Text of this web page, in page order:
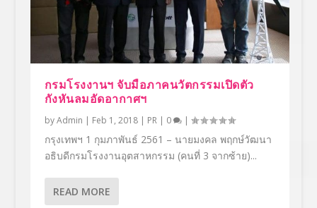
กรมโรงงานฯ จับมือภาคนวัตกรรมเปิดตัว
กังหันลมอัดอากาศฯ
byAdmin | Feb 1, 2018| PR| 0 |
กรุงเทพฯ 1 กุมภาพันธ์ 2561 – นายมงคล พฤกษ์วัฒนา
อธิบดีกรมโรงงานอุตสาหกรรม (คนที่ 3 จากซ้าย)...
READ MORE